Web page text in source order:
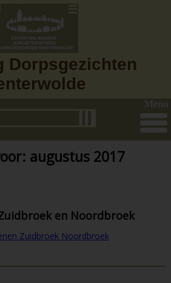
Dorpsgezichten
Menu
augustus 2017
en Noordbroek
Zuidbroek Noordbroek